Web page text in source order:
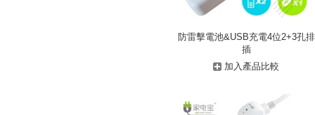
防雷擊電池&USB充電4位2+3孔排
插
加入產品比較